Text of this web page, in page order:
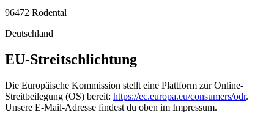
96472 Rödental
Deutschland
EU-Streitschlichtung
Die Europäische Kommission stellt eine Plattform zur Online-
Streitbeilegung (OS) bereit: https://ec.europa.eu/consumers/odr.
Unsere E-Mail-Adresse findest du oben im Impressum.